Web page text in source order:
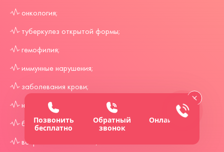
онкология;
туберкулез открытой формы;
гемофилия;
иммунные нарушения;
заболевания крови;
наличие эпилепсии или судорог;
болезни кровеносной системы;
возраст более 75 лет;
Позвонить
бесплатно
Обратный
звонок
Онлайн-чат